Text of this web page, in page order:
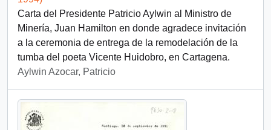
Carta del Presidente Patricio Aylwin al Ministro de
Minería, Juan Hamilton en donde agradece invitación
a la ceremonia de entrega de la remodelación de la
tumba del poeta Vicente Huidobro, en Cartagena.
Aylwin Azocar, Patricio